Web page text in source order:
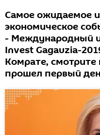
Самое ожидаемое
экономическое
- Международный
Invest Gagauzia-
Комрате, смотрите
прошел первый